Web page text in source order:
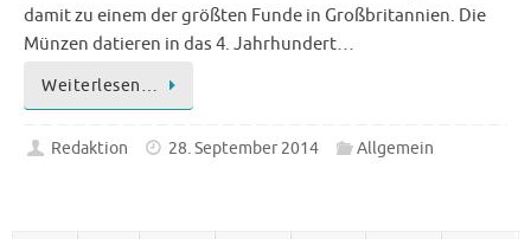
damit zu einem der größten Funde in Großbritannien. Die
Münzen datieren in das 4. Jahrhundert…
Weiterlesen…
Redaktion 28. September 2014 Allgemein